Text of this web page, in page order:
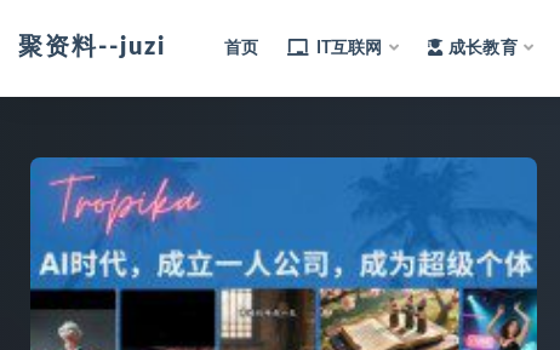
聚资料--juziliao.com--全网资料整合平台
首页 IT互联网 成长教育